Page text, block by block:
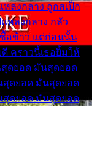
หลงกลาง ถูกสเป็ก
หลงกลาง กลัว
ซื้อข้าว แต่ก่อนนั้น
ดี คราวนี้เธอยิ้มให้
ดยอด มันสุดยอด
ดยอด มันสุดยอด
ดยอด มันสุดยอด